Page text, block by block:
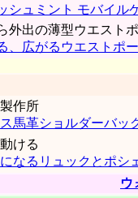
シュミント モバイル
外出の薄型ウエスト
、広がるウエストポ
作所
馬革ショルダーバッ
ける
なるリュックとポシ
ウ